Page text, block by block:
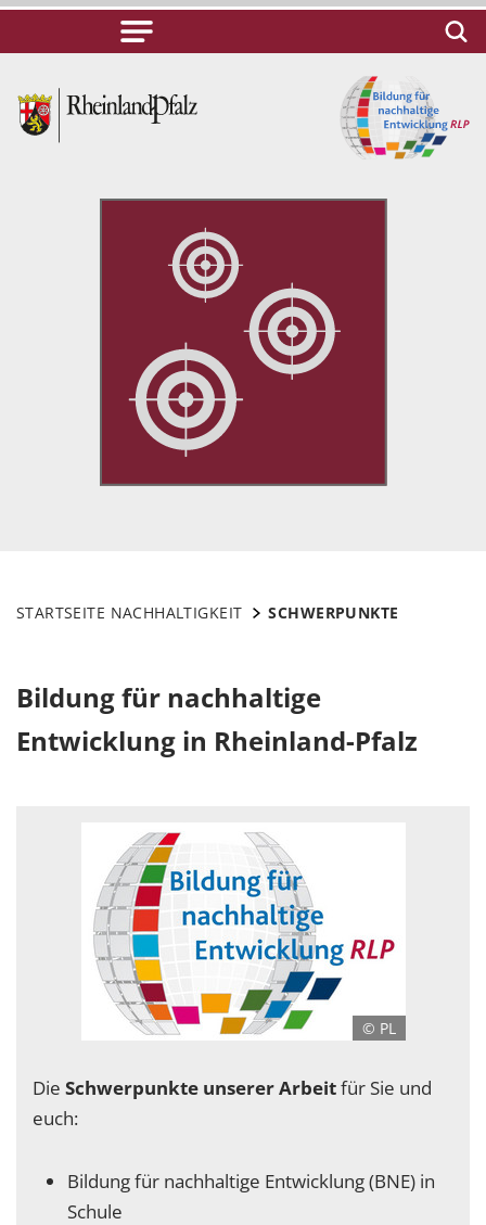
STARTSEITE NACHHALTIGKEIT SCHWERPUNKTE
Bildung für nachhaltige
Entwicklung in Rheinland-Pfalz
© PL
Die Schwerpunkte unserer Arbeitfür Sie und
euch:
Bildung für nachhaltige Entwicklung (BNE) in
Schule